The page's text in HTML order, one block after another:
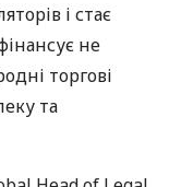
і стає
не
торгові
та